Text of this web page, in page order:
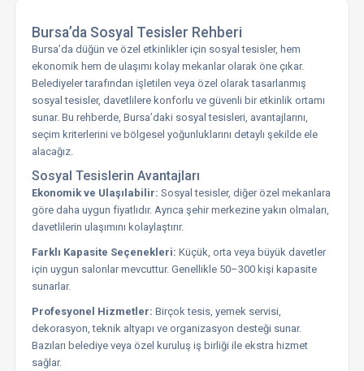
Bursa’da Sosyal Tesisler Rehberi
Bursa’da düğün ve özel etkinlikler için sosyal tesisler, hem
ekonomik hem de ulaşımı kolay mekanlar olarak öne çıkar.
Belediyeler tarafından işletilen veya özel olarak tasarlanmış
sosyal tesisler, davetlilere konforlu ve güvenli bir etkinlik ortamı
sunar. Bu rehberde, Bursa’daki sosyal tesisleri, avantajlarını,
seçim kriterlerini ve bölgesel yoğunluklarını detaylı şekilde ele
alacağız.
Sosyal Tesislerin Avantajları
Ekonomik ve Ulaşılabilir: Sosyal tesisler, diğer özel mekanlara
göre daha uygun fiyatlıdır. Ayrıca şehir merkezine yakın olmaları,
davetlilerin ulaşımını kolaylaştırır.
Farklı Kapasite Seçenekleri: Küçük, orta veya büyük davetler
için uygun salonlar mevcuttur. Genellikle 50–300 kişi kapasite
sunarlar.
Profesyonel Hizmetler: Birçok tesis, yemek servisi,
dekorasyon, teknik altyapı ve organizasyon desteği sunar.
Bazıları belediye veya özel kuruluş iş birliği ile ekstra hizmet
sağlar.